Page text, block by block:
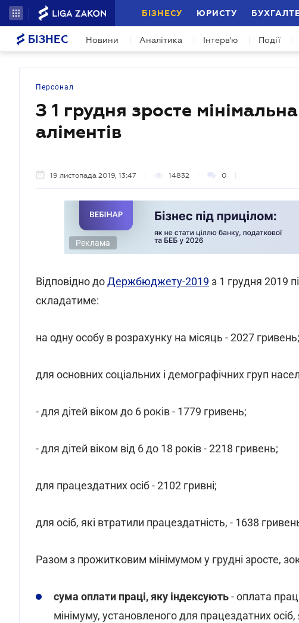
БІЗНЕСУ ЮРИСТУ
БІЗНЕС Новини Аналітика Інтерв'ю Події
Персонал
З 1 грудня зросте
аліментів
19 листопада 2019, 13:47 14832 0
Реклама
Відповідно доДержбюджету-2019 з 1 грудня 2019
складатиме:
на одну особу в розрахунку на місяць - 2027 гривень;
для основних соціальних і демографічних груп
- для дітей віком до 6 років - 1779 гривень;
- для дітей віком від 6 до 18 років - 2218 гривень;
для працездатних осіб - 2102 гривні;
для осіб, які втратили працездатність, - 1638
Разом з прожитковим мінімумом у грудні зросте,
сума оплати праці, яку індексують- оплата
мінімуму, установленого для працездатних